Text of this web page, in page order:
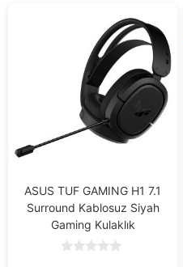
ASUS TUF GAMING H1 7.1
Surround Kablosuz Siyah
Gaming Kulaklık